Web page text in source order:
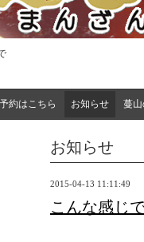
約はこちら お知らせ 蔓
お知らせ
2015-04-13 11:11:49
こんな感じ